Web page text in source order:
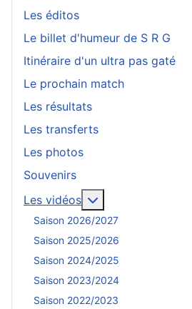
Les éditos
Le billet d'humeur de S R G
Itinéraire d'un ultra pas gaté
Le prochain match
Les résultats
Les transferts
Les photos
Souvenirs
Les vidéos
Saison 2026/2027
Saison 2025/2026
Saison 2024/2025
Saison 2023/2024
Saison 2022/2023